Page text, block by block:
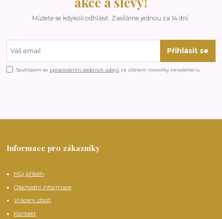
Můžete se kdykoli odhlásit. Zasíláme jednou za 14 dní.
Přihlásit se
Souhlasím se zpracováním osobních údajů za účelem rozesílky newsletteru.
Informace pro zákazníky
Můj příběh
Obchodní informace
Vrácení zboží
Kontakt